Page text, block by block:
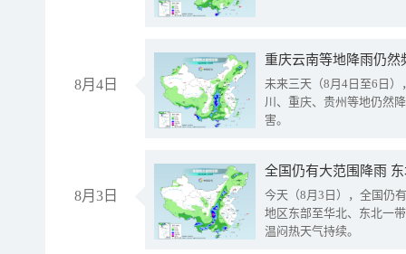
8月4日
重庆云南等地降雨仍然
未来三天（8月4日至6日
川、重庆、贵州等地仍然
害。
8月3日
全国仍有大范围降雨
今天（8月3日），全国仍
地区东部至华北、东北一
温闷热天气持续。